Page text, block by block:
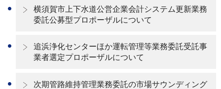
横須賀市上下水道公営企業会計システム更新業務
委託公募型プロポーザルについて
追浜浄化センターほか運転管理等業務委託受託事
業者選定プロポーザルについて
次期管路維持管理業務委託の市場サウンディング